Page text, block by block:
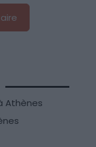
Athènes